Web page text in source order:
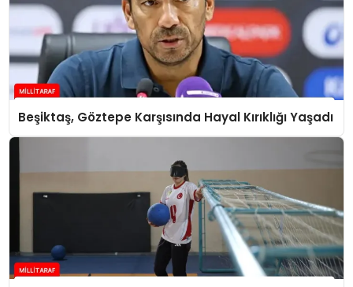
Beşiktaş, Göztepe Karşısında Hayal Kırıklığı Yaşadı